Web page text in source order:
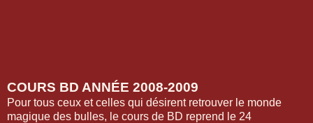
COURS BD ANNÉE 2008-2009
Pour tous ceux et celles qui désirent retrouver le monde
magique des bulles, le cours de BD reprend le 24